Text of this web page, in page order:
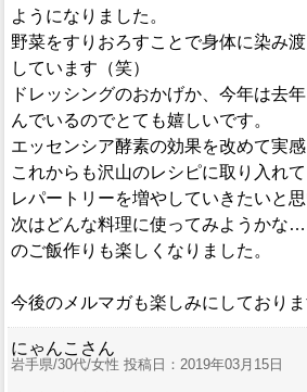
ようになりました。
野菜をすりおろすことで身体に染み
しています（笑）
ドレッシングのおかげか、今年は去
んでいるのでとても嬉しいです。
エッセンシア酵素の効果を改めて実
これからも沢山のレシピに取り入れて
レパートリーを増やしていきたいと思
次はどんな料理に使ってみようかな
のご飯作りも楽しくなりました。
今後のメルマガも楽しみにしておりま
にゃんこさん
岩手県/30代/女性 投稿日：2019年03月15日